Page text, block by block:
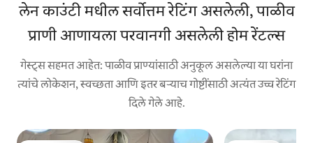
लेन काउंटी मधील सर्वोत्तम रेटिंग असलेली, पाळीव
प्राणी आणायला परवानगी असलेली होम रेंटल्स
गेस्ट्स सहमत आहेत: पाळीव प्राण्यांसाठी अनुकूल असलेल्या या घरांना
त्यांचे लोकेशन, स्वच्छता आणि इतर बऱ्याच गोष्टींसाठी अत्यंत उच्च रेटिंग
दिले गेले आहे.